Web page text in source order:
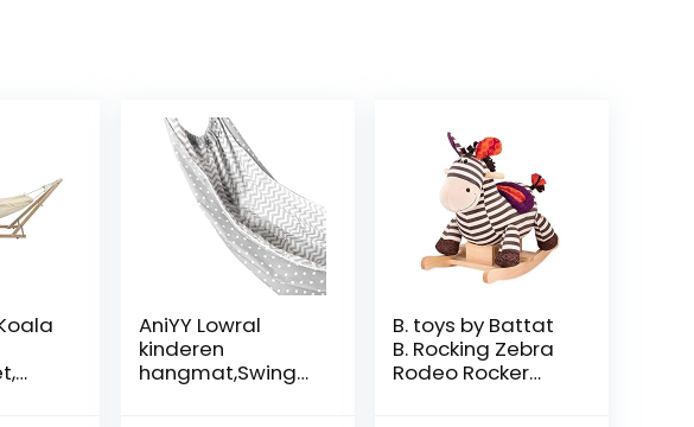
AniYY Lowral
kinderen
hangmat,Swing
B. toys by Battat
B. Rocking Zebra
Rodeo Rocker